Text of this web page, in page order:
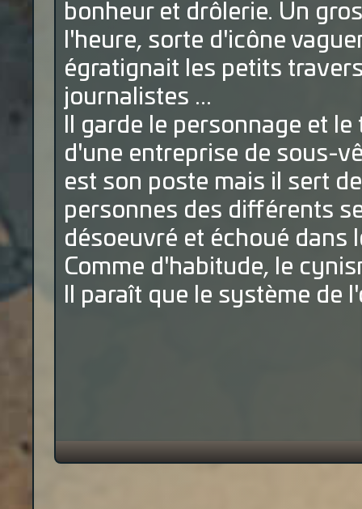
bonheur et drôlerie. Un
l'heure, sorte d'icône
égratignait les petits
journalistes ...
Il garde le personnage et
d'une entreprise de sous-
est son poste mais il sert
personnes des différents
désoeuvré et échoué dans
Comme d'habitude, le
Il paraît que le système de